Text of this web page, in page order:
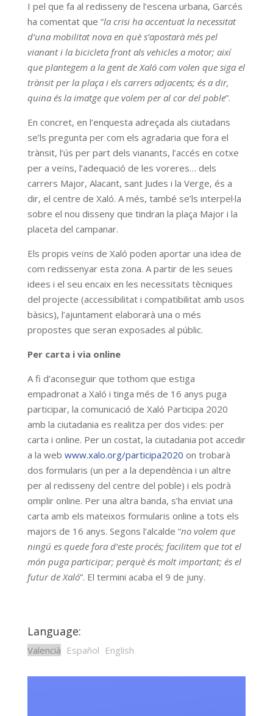
I pel que fa al redisseny de l’escena urbana, Garcés
ha comentat que “la crisi ha accentuat la necessitat
d’una mobilitat nova en què s’apostarà més pel
vianant i la bicicleta front als vehicles a motor; així
que plantegem a la gent de Xaló com volen que siga el
trànsit per la plaça i els carrers adjacents; és a dir,
quina és la imatge que volem per al cor del poble”.
En concret, en l’enquesta adreçada als ciutadans
se’ls pregunta per com els agradaria que fora el
trànsit, l’ús per part dels vianants, l’accés en cotxe
per a veïns, l’adequació de les voreres… dels
carrers Major, Alacant, sant Judes i la Verge, és a
dir, el centre de Xaló. A més, també se’ls interpel·la
sobre el nou disseny que tindran la plaça Major i la
placeta del campanar.
Els propis veïns de Xaló poden aportar una idea de
com redissenyar esta zona. A partir de les seues
idees i el seu encaix en les necessitats tècniques
del projecte (accessibilitat i compatibilitat amb usos
bàsics), l’ajuntament elaborarà una o més
propostes que seran exposades al públic.
Per carta i via online
A fi d’aconseguir que tothom que estiga
empadronat a Xaló i tinga més de 16 anys puga
participar, la comunicació de Xaló Participa 2020
amb la ciutadania es realitza per dos vides: per
carta i online. Per un costat, la ciutadania pot accedir
a la web www.xalo.org/participa2020 on trobarà
dos formularis (un per a la dependència i un altre
per al redisseny del centre del poble) i els podrà
omplir online. Per una altra banda, s’ha enviat una
carta amb els mateixos formularis online a tots els
majors de 16 anys. Segons l’alcalde “no volem que
ningú es quede fora d’este procés; facilitem que tot el
món puga participar; perquè és molt important; és el
futur de Xaló”. El termini acaba el 9 de juny.
Language:
Valencià Español English